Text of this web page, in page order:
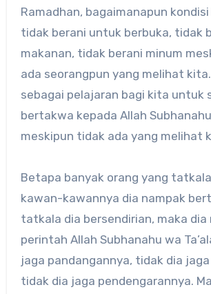
Ramadhan, bagaimanapun
tidak berani untuk berbuka, tidak
makanan, tidak berani minum
ada seorangpun yang melihat
sebagai pelajaran bagi kita untuk
bertakwa kepada Allah Subhanahu
meskipun tidak ada yang melihat
Betapa banyak orang yang
kawan-kawannya dia nampak
tatkala dia bersendirian, maka dia
perintah Allah Subhanahu wa
jaga pandangannya, tidak dia
tidak dia jaga pendengarannya.